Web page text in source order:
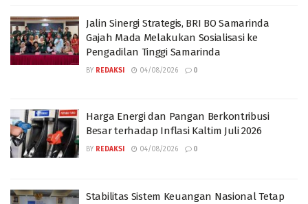
Jalin Sinergi Strategis, BRI BO Samarinda
Gajah Mada Melakukan Sosialisasi ke
Pengadilan Tinggi Samarinda
BY REDAKSI 04/08/2026 0
Harga Energi dan Pangan Berkontribusi
Besar terhadap Inflasi Kaltim Juli 2026
BY REDAKSI 04/08/2026 0
Stabilitas Sistem Keuangan Nasional Tetap